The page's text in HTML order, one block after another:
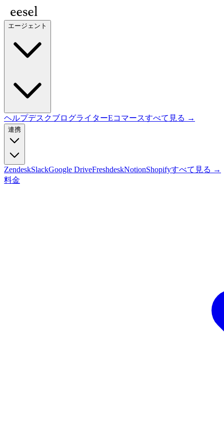
エージェント
ヘルプデスクブログライターEコマースすべて見る →
連携
ZendeskSlackGoogle DriveFreshdeskNotionShopifyすべて見る →
料金